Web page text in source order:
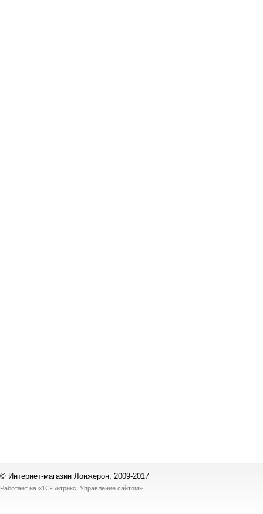
© Интернет-магазин Лонжерон, 2009-2017
Работает на «1С-Битрикс: Управление сайтом»